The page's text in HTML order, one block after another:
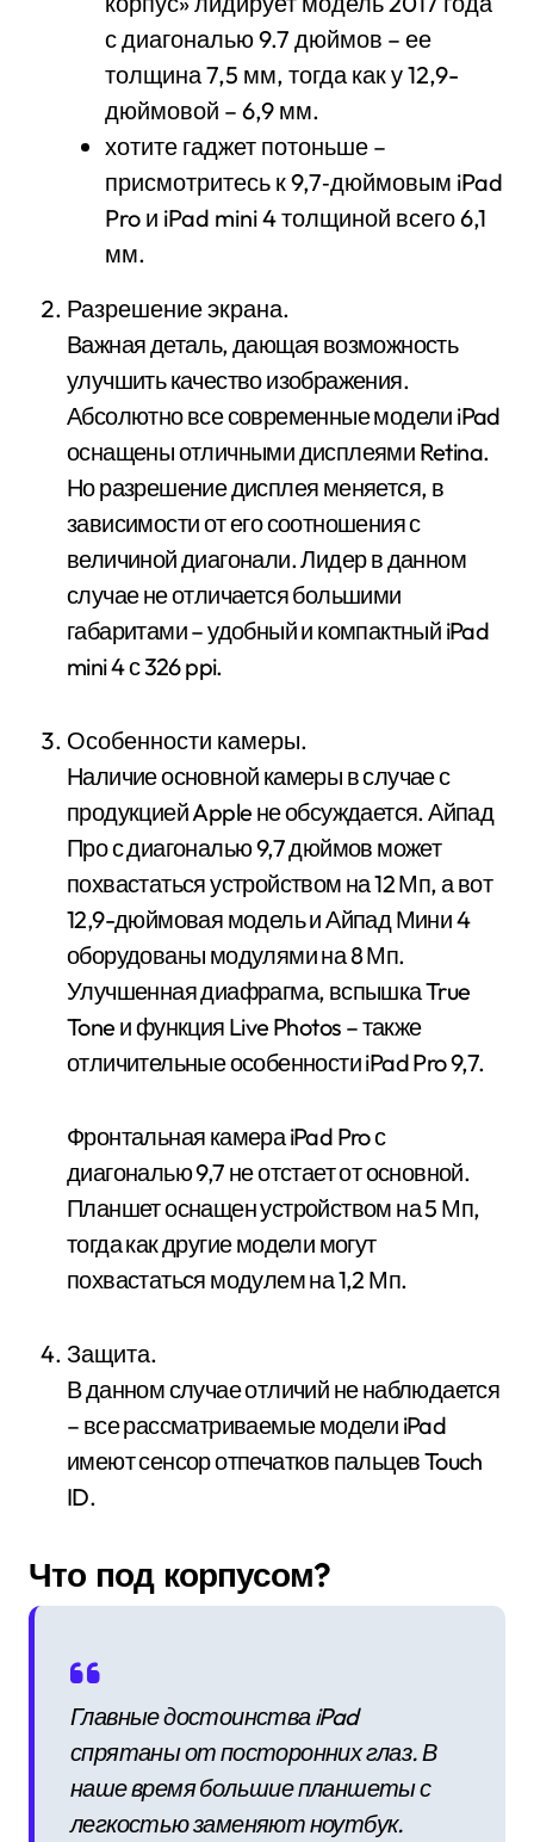
с диагональю 9.7 дюймов – ее
толщина 7,5 мм, тогда как у 12,9-
дюймовой – 6,9 мм.
хотите гаджет потоньше –
присмотритесь к 9,7‑дюймовым iPad
Pro и iPad mini 4 толщиной всего 6,1
мм.
Разрешение экрана.
Важная деталь, дающая возможность
улучшить качество изображения.
Абсолютно все современные модели iPad
оснащены отличными дисплеями Retina.
Но разрешение дисплея меняется, в
зависимости от его соотношения с
величиной диагонали. Лидер в данном
случае не отличается большими
габаритами – удобный и компактный iPad
mini 4 с 326 ppi.
Особенности камеры.
Наличие основной камеры в случае с
продукцией Apple не обсуждается. Айпад
Про с диагональю 9,7 дюймов может
похвастаться устройством на 12 Мп, а вот
12,9-дюймовая модель и Айпад Мини 4
оборудованы модулями на 8 Мп.
Улучшенная диафрагма, вспышка True
Tone и функция Live Photos – также
отличительные особенности iPad Pro 9,7.
Фронтальная камера iPad Pro с
диагональю 9,7 не отстает от основной.
Планшет оснащен устройством на 5 Мп,
тогда как другие модели могут
похвастаться модулем на 1,2 Мп.
Защита.
В данном случае отличий не наблюдается
– все рассматриваемые модели iPad
имеют сенсор отпечатков пальцев Touch
ID.
Что под корпусом?
Главные достоинства iPad
спрятаны от посторонних глаз. В
наше время большие планшеты с
легкостью заменяют ноутбук.